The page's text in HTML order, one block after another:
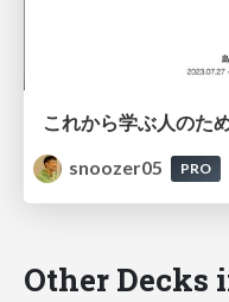
snoozer05
PRO
Other Decks